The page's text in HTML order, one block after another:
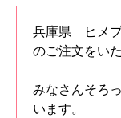
兵庫県 ヒメプ
のご注文をい
みなさんそろ
います。